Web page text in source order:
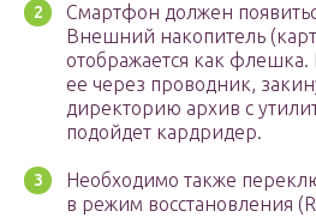
Смартфон должен
Внешний накопитель
отображается как
ее через проводник,
директорию архив с
подойдет кардридер.
Необходимо также
в режим восстановления